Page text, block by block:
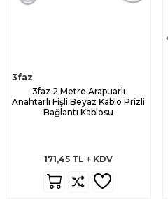
3faz
3faz 2 Metre Arapuarlı
Anahtarlı Fişli Beyaz Kablo Prizli
Bağlantı Kablosu
171,45 TL KDV